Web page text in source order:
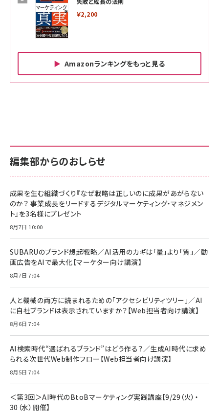
￥2,200
Amazonランキングをもっと見る
￥880
anan(アンアン)2026/06/24号 No.2500増刊
スペシャルエディション[王道エンタメの矜持／
￥1,100
anan(アンアン)2026/07/08号 No.2502[2026
￥880
ママ投資家が育休中に１億貯めた株式投資
組織の成果を最大化する ルールのデザイン
￥1,980
Amazonランキングをもっと見る
サポート正規品 メーカー保証5年 KLMEA128G
NIMASO ガラスフィルム iPhone 17 用 保護フィ
すい ガイド枠付き いPhone17 (6.3インチ) 対応
2枚セット DSP25F1698
￥1,599
￥6,980
全ワイヤレスイヤホン/アクティブノイズキャンセリ
技術基準適合】ブラック
￥5,990
ケーブル Anker絡まないケーブル 240W 結束バン
ド付き USB PD対応 シリコン素材採用 iPhone
17 / 16 / 15 / Galaxy iPad Pro MacBook
Pro/Air 各種対応 (1.8m ミッドナイトブラック)
￥1,890
サポート正規品 メーカー保証5年 KLMEA128G
Amazon eギフトカード - Amazonロゴ - クラ
￥5,000
Anker PowerLine III Flow USB-C & USB-C
Pro/Air 各種対応 (1.8m ミッドナイトブラック)
￥1,890
サッポロ 生ビール 黒ラベル 350ml 缶 24本 ビー
ル ケース買い【6/30応募〆切! 黒ラベルビヤセラー
￥4,857
編集部からのおしらせ
成果を生む組織づくり『なぜ戦略は正しいのに成果があがらない
のか？ 事業成長をリードするデジタルマーケティング・マネジメン
ト』を3名様にプレゼント
8月7日 10:00
SUBARUのブランド想起戦略／AI活用のカギは「量」より「質」／動
画広告をAIで最大化【マーケター向け講演】
8月7日 7:04
人と機械の両方に読まれるための「アクセシビリティツリー」／AI
に自社ブランドは表示されていますか？【Web担当者向け講演】
8月6日 7:04
AI検索時代“選ばれるブランド”はどう作る？／生成AI時代に求め
られる次世代Web制作フロー【Web担当者向け講演】
8月5日 7:04
＜第3回＞AI時代のBtoBマーケティング実践講座【9/29（火）・
30（水）開催】